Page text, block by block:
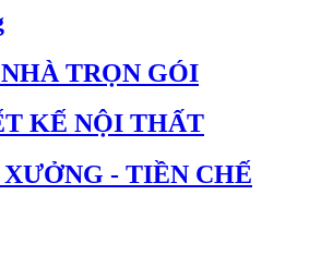
TRỌN GÓI
KẾ NỘI THẤT
- TIỀN CHẾ